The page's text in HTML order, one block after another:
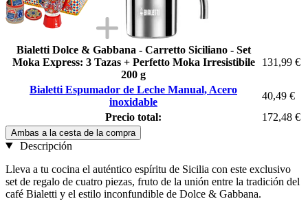
Bialetti Dolce & Gabbana - Carretto Siciliano - Set
Moka Express: 3 Tazas + Perfetto Moka Irresistibile
200 g
131,99 €
Bialetti Espumador de Leche Manual, Acero
inoxidable
40,49 €
Precio total:
172,48 €
Ambas a la cesta de la compra
Descripción
Lleva a tu cocina el auténtico espíritu de Sicilia con este exclusivo
set de regalo de cuatro piezas, fruto de la unión entre la tradición del
café Bialetti y el estilo inconfundible de Dolce & Gabbana.